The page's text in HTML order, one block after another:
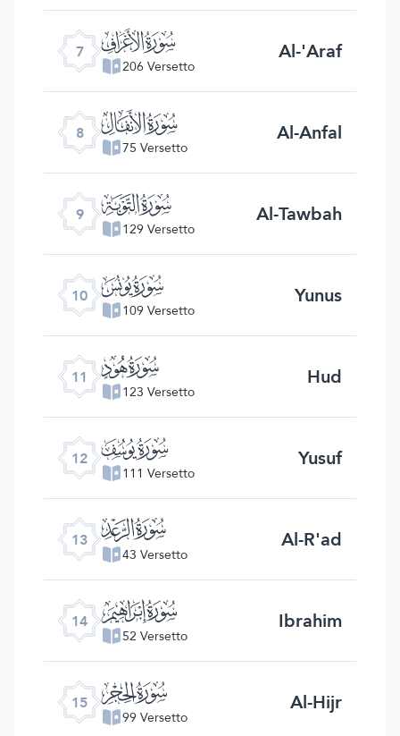
7 ﮓ
206 Versetto Al-'Araf
8 ﮔ
75 Versetto Al-Anfal
9 ﮕ
129 Versetto Al-Tawbah
10 ﮖ
109 Versetto Yunus
11 ﮗ
123 Versetto Hud
12 ﮘ
111 Versetto Yusuf
13 ﮙ
43 Versetto Al-R'ad
14 ﮚ
52 Versetto Ibrahim
15 ﮛ
99 Versetto Al-Hijr